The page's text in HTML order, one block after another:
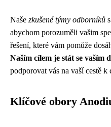
Naše zkušené týmy odborníků
abychom porozuměli vašim
řešení, které vám pomůže
Naším cílem je stát se vaším
podporovat vás na vaší cestě
Klíčové obory